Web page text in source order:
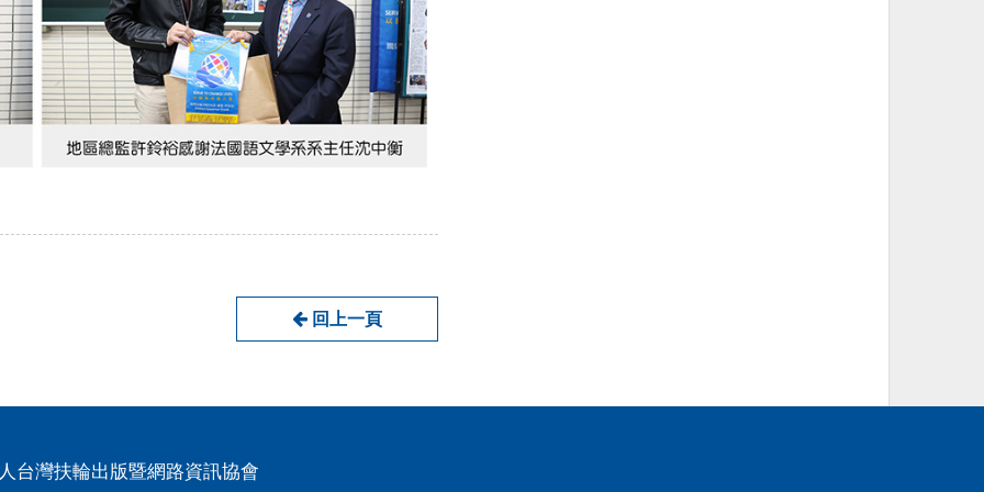
回上一頁
台灣扶輪出版暨網路資訊協會